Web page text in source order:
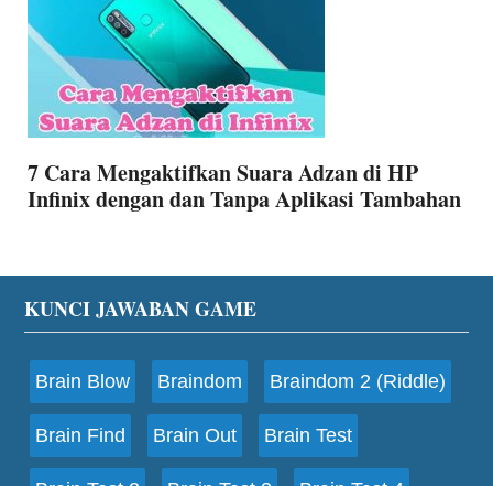
7 Cara Mengaktifkan Suara Adzan di HP
Infinix dengan dan Tanpa Aplikasi Tambahan
Footer
KUNCI JAWABAN GAME
Brain Blow Braindom Braindom 2 (Riddle)
Brain Find Brain Out Brain Test